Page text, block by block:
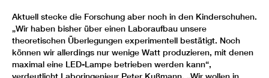
Aktuell stecke die Forschung aber noch in den Kinderschuhen.
„Wir haben bisher über einen Laboraufbau unsere
theoretischen Überlegungen experimentell bestätigt. Noch
können wir allerdings nur wenige Watt produzieren, mit denen
maximal eine LED-Lampe betrieben werden kann“,